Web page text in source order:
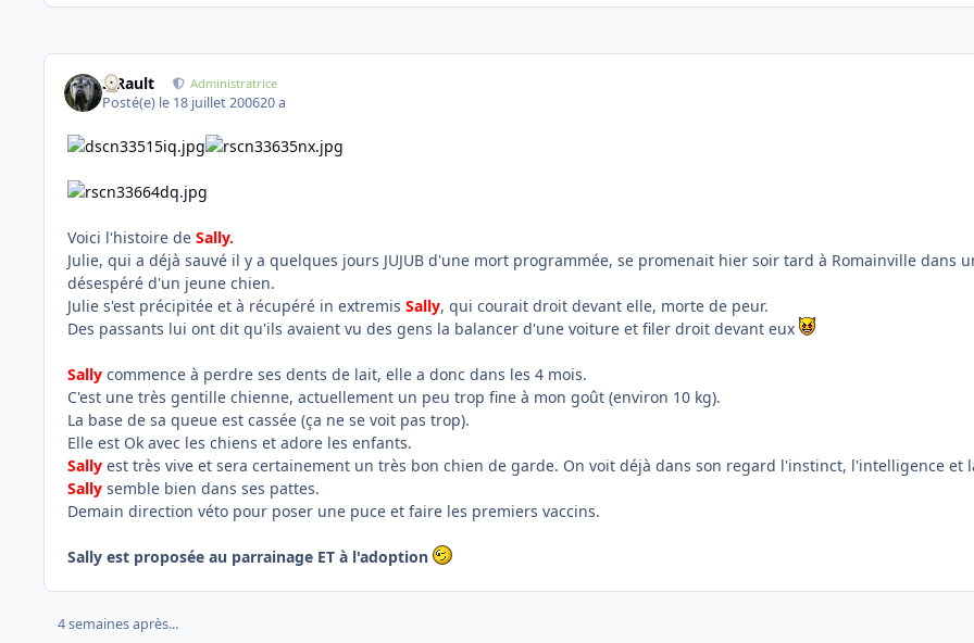
S.Rault Administratrice
Posté(e) le 18 juillet 200620 a
Voici l'histoire de Sally.
Julie, qui a déjà sauvé il y a quelques jours JUJUB d'une mort programmée, se promenait hier soir tard à Romainville
désespéré d'un jeune chien.
Julie s'est précipitée et à récupéré in extremis Sally, qui courait droit devant elle, morte de peur.
Des passants lui ont dit qu'ils avaient vu des gens la balancer d'une voiture et filer droit devant eux
Sally commence à perdre ses dents de lait, elle a donc dans les 4 mois.
C'est une très gentille chienne, actuellement un peu trop fine à mon goût (environ 10 kg).
La base de sa queue est cassée (ça ne se voit pas trop).
Elle est Ok avec les chiens et adore les enfants.
Sally est très vive et sera certainement un très bon chien de garde. On voit déjà dans son regard l'instinct, l'intelligence et
Sally semble bien dans ses pattes.
Demain direction véto pour poser une puce et faire les premiers vaccins.
Sally est proposée au parrainage ET à l'adoption
4 semaines après...